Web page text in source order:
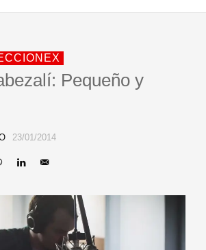
Pequeño y
23/01/2014